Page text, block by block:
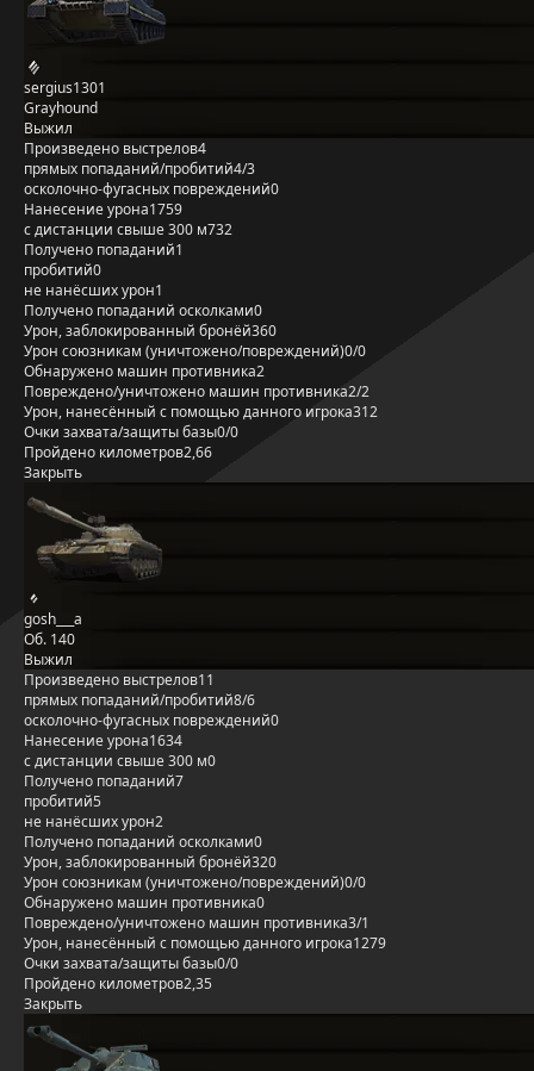
sergius1301
Grayhound
Выжил
Произведено выстрелов4
прямых попаданий/пробитий4/3
осколочно-фугасных повреждений0
Нанесение урона1759
с дистанции свыше 300 м732
Получено попаданий1
пробитий0
не нанёсших урон1
Получено попаданий осколками0
Урон, заблокированный бронёй360
Урон союзникам (уничтожено/повреждений)0/0
Обнаружено машин противника2
Повреждено/уничтожено машин противника2/2
Урон, нанесённый с помощью данного игрока312
Очки захвата/защиты базы0/0
Пройдено километров2,66
Закрыть
gosh___a
Об. 140
Выжил
Произведено выстрелов11
прямых попаданий/пробитий8/6
осколочно-фугасных повреждений0
Нанесение урона1634
с дистанции свыше 300 м0
Получено попаданий7
пробитий5
не нанёсших урон2
Получено попаданий осколками0
Урон, заблокированный бронёй320
Урон союзникам (уничтожено/повреждений)0/0
Обнаружено машин противника0
Повреждено/уничтожено машин противника3/1
Урон, нанесённый с помощью данного игрока1279
Очки захвата/защиты базы0/0
Пройдено километров2,35
Закрыть